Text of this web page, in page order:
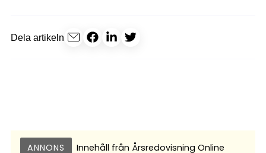
Dela artikeln
ANNONS Innehåll från Årsredovisning Online